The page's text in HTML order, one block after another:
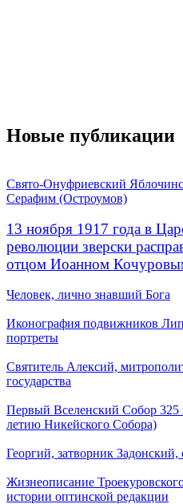
Новые публикации
Свято-Онуфриевский
Серафим (Остроумов)
13 ноября 1917 года в
революции зверски
отцом Иоанном
Человек, лично знавший Бога
Иконография подвижников
портреты
Святитель Алексий,
государства
Первый Вселенский Собор 325
летию Никейского Собора)
Георгий, затворник
Жизнеописание
истории оптинской редакции